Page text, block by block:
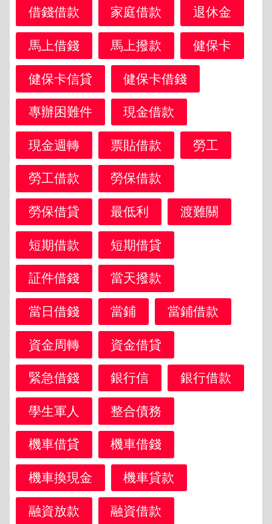
借錢借款 家庭借款 退休金
馬上借錢 馬上撥款 健保卡
健保卡信貸 健保卡借錢
專辦困難件 現金借款
現金週轉 票貼借款 勞工
勞工借款 勞保借款
勞保借貸 最低利 渡難關
短期借款 短期借貸
証件借錢 當天撥款
當日借錢 當鋪 當鋪借款
資金周轉 資金借貸
緊急借錢 銀行信 銀行借款
學生軍人 整合債務
機車借貸 機車借錢
機車換現金 機車貸款
融資放款 融資借款